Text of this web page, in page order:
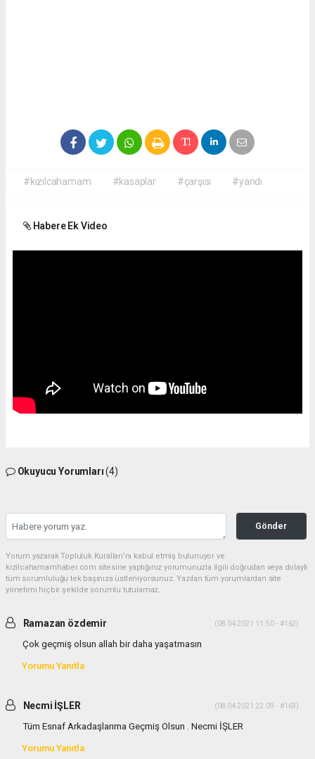
#kızılcahamam #kasaplar #çarşısı #yandı
Habere Ek Video
Okuyucu Yorumları(4)
Gönder
Yorum yazarak Topluluk Kuralları’nı kabul etmiş bulunuyor ve
kizilcahamamhaber.com sitesine yaptığınız yorumunuzla ilgili doğrudan veya dolaylı
tüm sorumluluğu tek başınıza üstleniyorsunuz. Yazılan tüm yorumlardan site
yönetimi hiçbir şekilde sorumlu tutulamaz.
Ramazan özdemir (08.04.2021 11:50 - #162)
Çok geçmiş olsun allah bir daha yaşatmasın
Yorumu Yanıtla
Necmi İŞLER (08.04.2021 22:09 - #163)
Tüm Esnaf Arkadaşlarıma Geçmiş Olsun . Necmi İŞLER
Yorumu Yanıtla